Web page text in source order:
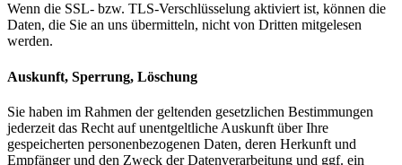
Wenn die SSL- bzw. TLS-Verschlüsselung aktiviert ist, können die
Daten, die Sie an uns übermitteln, nicht von Dritten mitgelesen
werden.
Auskunft, Sperrung, Löschung
Sie haben im Rahmen der geltenden gesetzlichen Bestimmungen
jederzeit das Recht auf unentgeltliche Auskunft über Ihre
gespeicherten personenbezogenen Daten, deren Herkunft und
Empfänger und den Zweck der Datenverarbeitung und ggf. ein